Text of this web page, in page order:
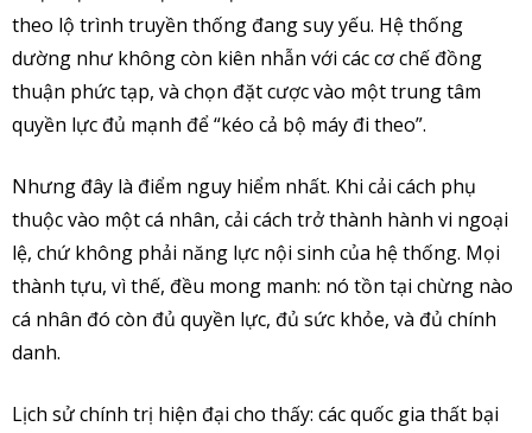
theo lộ trình truyền thống đang suy yếu. Hệ thống
dường như không còn kiên nhẫn với các cơ chế đồng
thuận phức tạp, và chọn đặt cược vào một trung tâm
quyền lực đủ mạnh để “kéo cả bộ máy đi theo”.
Nhưng đây là điểm nguy hiểm nhất. Khi cải cách phụ
thuộc vào một cá nhân, cải cách trở thành hành vi ngoại
lệ, chứ không phải năng lực nội sinh của hệ thống. Mọi
thành tựu, vì thế, đều mong manh: nó tồn tại chừng nào
cá nhân đó còn đủ quyền lực, đủ sức khỏe, và đủ chính
danh.
Lịch sử chính trị hiện đại cho thấy: các quốc gia thất bại